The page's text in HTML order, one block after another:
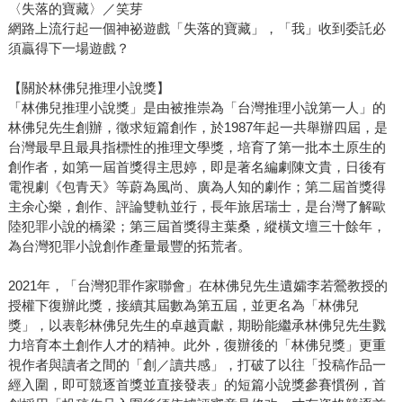
〈失落的寶藏〉／笑芽
網路上流行起一個神祕遊戲「失落的寶藏」，「我」收到委託必
須贏得下一場遊戲？
【關於林佛兒推理小說獎】
「林佛兒推理小說獎」是由被推崇為「台灣推理小說第一人」的
林佛兒先生創辦，徵求短篇創作，於1987年起一共舉辦四屆，是
台灣最早且最具指標性的推理文學獎，培育了第一批本土原生的
創作者，如第一屆首獎得主思婷，即是著名編劇陳文貴，日後有
電視劇《包青天》等蔚為風尚、廣為人知的劇作；第二屆首獎得
主余心樂，創作、評論雙軌並行，長年旅居瑞士，是台灣了解歐
陸犯罪小說的橋梁；第三屆首獎得主葉桑，縱橫文壇三十餘年，
為台灣犯罪小說創作產量最豐的拓荒者。
2021年，「台灣犯罪作家聯會」在林佛兒先生遺孀李若鶯教授的
授權下復辦此獎，接續其屆數為第五屆，並更名為「林佛兒
獎」，以表彰林佛兒先生的卓越貢獻，期盼能繼承林佛兒先生戮
力培育本土創作人才的精神。此外，復辦後的「林佛兒獎」更重
視作者與讀者之間的「創／讀共感」，打破了以往「投稿作品一
經入圍，即可競逐首獎並直接發表」的短篇小說獎參賽慣例，首